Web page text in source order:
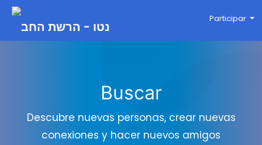
Participar
Buscar
Descubre nuevas personas, crear nuevas
conexiones y hacer nuevos amigos